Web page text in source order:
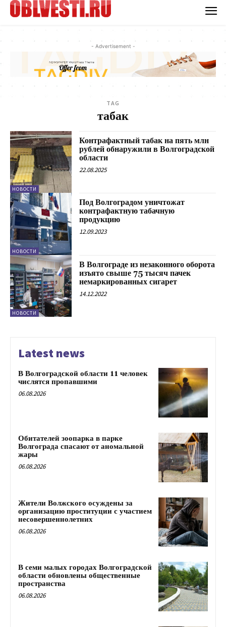
- Advertisement -
TAG
табак
НОВОСТИ
Контрафактный табак на пять млн
рублей обнаружили в Волгоградской
области
22.08.2025
НОВОСТИ
Под Волгоградом уничтожат
контрафактную табачную
продукцию
12.09.2023
НОВОСТИ
В Волгограде из незаконного оборота
изъято свыше 75 тысяч пачек
немаркированных сигарет
14.12.2022
Latest news
В Волгоградской области 11 человек
числятся пропавшими
06.08.2026
Обитателей зоопарка в парке
Волгограда спасают от аномальной
жары
06.08.2026
Жители Волжского осуждены за
организацию проституции с участием
несовершеннолетних
06.08.2026
В семи малых городах Волгоградской
области обновлены общественные
пространства
06.08.2026